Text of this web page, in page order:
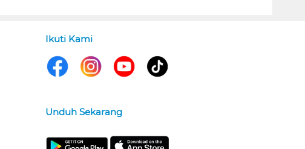
Ikuti Kami
Unduh Sekarang